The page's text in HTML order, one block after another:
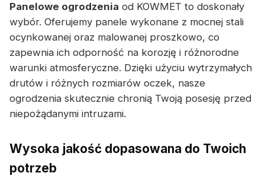
Panelowe ogrodzenia od KOWMET to doskonały
wybór. Oferujemy panele wykonane z mocnej stali
ocynkowanej oraz malowanej proszkowo, co
zapewnia ich odporność na korozję i różnorodne
warunki atmosferyczne. Dzięki użyciu wytrzymałych
drutów i różnych rozmiarów oczek, nasze
ogrodzenia skutecznie chronią Twoją posesję przed
niepożądanymi intruzami.
Wysoka jakość dopasowana do Twoich
potrzeb